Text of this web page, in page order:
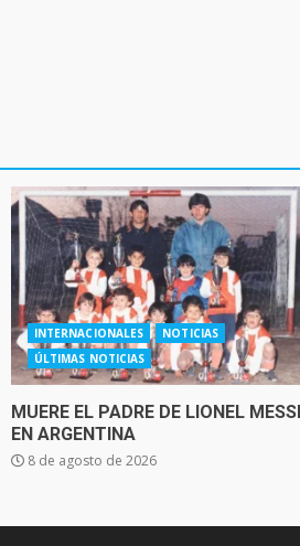
INTERNACIONALES
NOTICIAS
ÚLTIMAS NOTICIAS
MUERE EL PADRE DE LIONEL MESSI
EN ARGENTINA
8 de agosto de 2026